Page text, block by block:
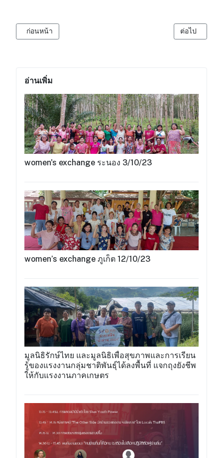
อ่านเพิ่ม
women's exchange ระนอง 3/10/23
women’s exchange ภูเก็ต 12/10/23
มูลนิธิรักษ์ไทย และมูลนิธิเพื่อสุขภาพและการเรียน
รู้ของแรงงานกลุ่มชาติพันธุ์ได้ลงพื้นที่ แจกถุงยังชีพ
ให้กับแรงงานภาคเกษตร
เนื้อหาก่อนหน้า: มหกรรมสิทธิเด็กและเยาวชนส่งเสียง ครั้งที่ 5 "พลั
ก่อนหน้า เนื้อหาถัดไป:
ต่อไป